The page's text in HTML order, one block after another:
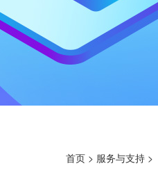
首页> 服务与支持>